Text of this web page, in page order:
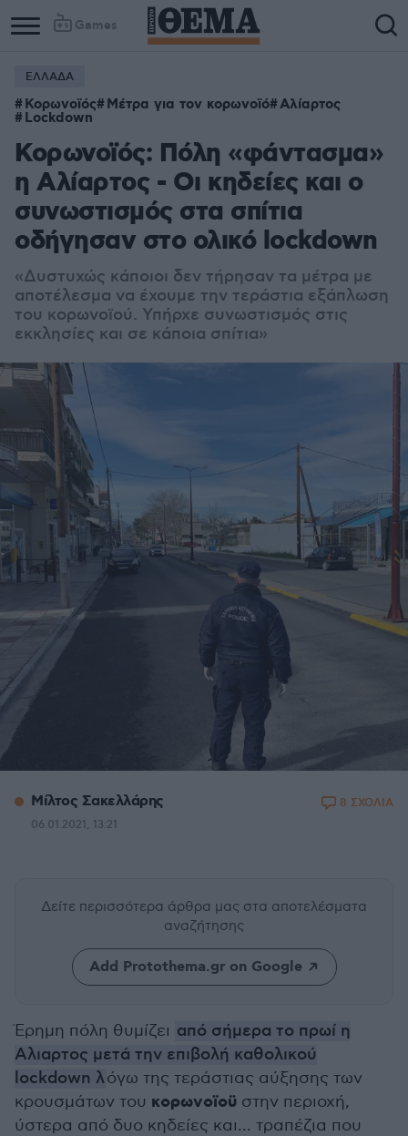
Games
Column
1
Column
2
ΕΛΛΑΔΑ
Κορωνοϊός Μέτρα για τον κορωνοϊό Αλίαρτος
Lockdown
Κορωνοϊός: Πόλη «φάντασμα»
η Αλίαρτος - Οι κηδείες και ο
συνωστισμός στα σπίτια
οδήγησαν στο ολικό lockdown
«Δυστυχώς κάποιοι δεν τήρησαν τα μέτρα με
αποτέλεσμα να έχουμε την τεράστια εξάπλωση
του κορωνοϊού. Υπήρχε συνωστισμός στις
εκκλησίες και σε κάποια σπίτια»
Μίλτος Σακελλάρης
06.01.2021, 13:21
8 ΣΧΟΛΙΑ
Δείτε περισσότερα άρθρα μας στα αποτελέσματα
αναζήτησης
Add Protothema.gr on Google
Έρημη πόλη θυμίζει από σήμερα το πρωί η
Αλιαρτος μετά την επιβολή καθολικού
lockdown λόγω της τεράστιας αύξησης των
κρουσμάτων του κορωνοϊοϋ στην περιοχή,
ύστερα από δυο κηδείες και... τραπέζια που